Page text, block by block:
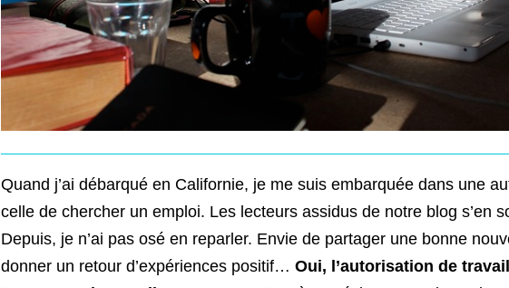
Quand j’ai débarqué en Californie, je me suis embarquée dans une
celle de chercher un emploi. Les lecteurs assidus de notre blog s’en
Depuis, je n’ai pas osé en reparler. Envie de partager une bonne
donner un retour d’expériences positif… Oui, l’autorisation de